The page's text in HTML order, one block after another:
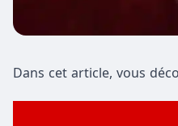
Dans cet article, vous